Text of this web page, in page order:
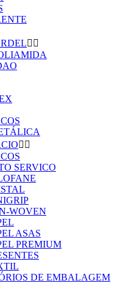
 
 
SERVICO
WOVEN
ASAS
PREMIUM
DE EMBALAGEM